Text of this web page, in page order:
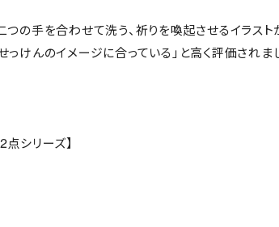
の手を合わせて洗う、祈りを喚起させるイラスト
っけんのイメージに合っている」と高く評価されま
シリーズ】